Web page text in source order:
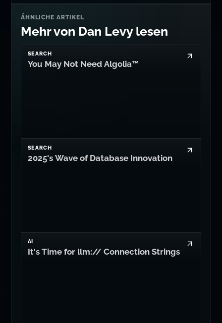
ÄHNLICHE ARTIKEL
Mehr von Dan Levy lesen
SEARCH
You May Not Need Algolia™
SEARCH
2025's Wave of Database Innovation
AI
It's Time for llm:// Connection Strings